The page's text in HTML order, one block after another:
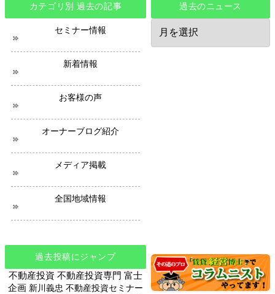
カテゴリ別 過去の記事
セミナー情報
新着情報
お客様の声
オーナーブログ紹介
メディア掲載
全国地域情報
過去のニュース
過
の
過去投稿にジャンプ
不動産投資 不動産投資専門 富士
企画 新川義忠 不動産投資セミナー